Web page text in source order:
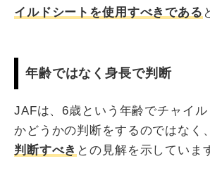
イルドシートを使用すべきである
年齢ではなく身長で判断
JAFは、6歳という年齢でチャイ
かどうかの判断をするのではなく、
判断すべき との見解を示していま